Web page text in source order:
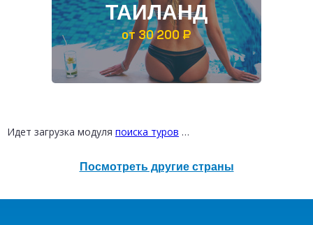
ТАИЛАНД
от 30 200 ₽
РОССИЯ
Идет загрузка модуля поиска туров …
Посмотреть другие страны